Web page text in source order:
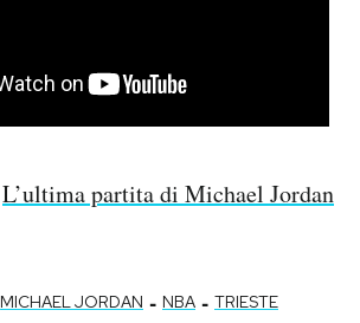
L’ultima partita di Michael Jordan
MICHAEL JORDAN - NBA - TRIESTE